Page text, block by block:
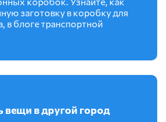
заготовку в коробку для
в блоге транспортной
вещи в другой город